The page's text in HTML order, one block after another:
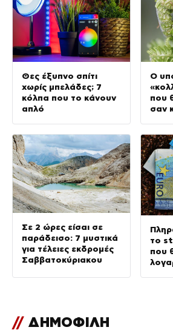
Θες έξυπνο σπίτι
χωρίς μπελάδες; 7
κόλπα που το κάνουν
απλό
Ο
που
σαν
Σε 2 ώρες είσαι σε
παράδεισο: 7 μυστικά
για τέλειες εκδρομές
Σαββατοκύριακου
το
που
// ΔΗΜΟΦΙΛΗ